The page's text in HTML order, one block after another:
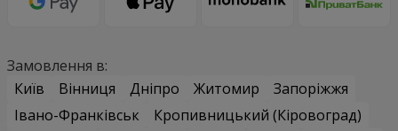
Замовлення в:
Київ
Вінниця Дніпро Житомир
Запоріжжя
Івано-Франківськ
Кропивницький (Кіровоград)